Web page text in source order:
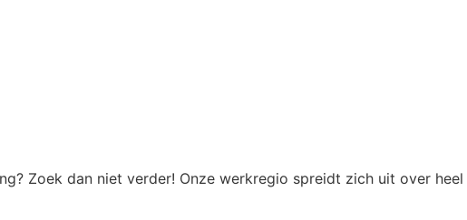
Zoek dan niet verder! Onze werkregio spreidt zich uit over heel